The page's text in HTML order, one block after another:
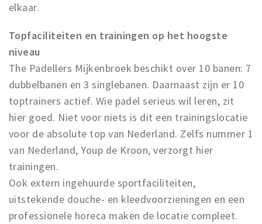
elkaar.
Topfaciliteiten en trainingen op het hoogste
niveau
The Padellers Mijkenbroek beschikt over 10 banen: 7
dubbelbanen en 3 singlebanen. Daarnaast zijn er 10
toptrainers actief. Wie padel serieus wil leren, zit
hier goed. Niet voor niets is dit een trainingslocatie
voor de absolute top van Nederland. Zelfs nummer 1
van Nederland, Youp de Kroon, verzorgt hier
trainingen.
Ook extern ingehuurde sportfaciliteiten,
uitstekende douche- en kleedvoorzieningen en een
professionele horeca maken de locatie compleet.